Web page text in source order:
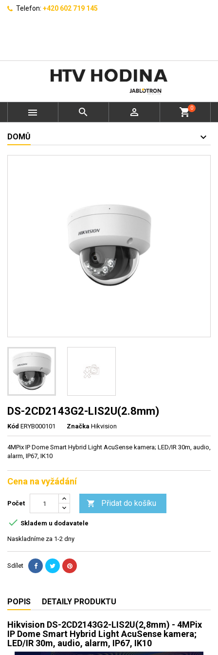
Telefon: +420 602 719 145
   shopping_cart0
DOMŮ
DS-2CD2143G2-LIS2U(2.8mm)
Kód ERYB000101 Značka Hikvision
4MPix IP Dome Smart Hybrid Light AcuSense kamera; LED/IR 30m, audio,
alarm, IP67, IK10
Cena na vyžádání
Počet  Přidat do košíku
 Skladem u dodavatele
Naskladníme za 1-2 dny
Sdílet
POPIS DETAILY PRODUKTU
Hikvision DS-2CD2143G2-LIS2U(2,8mm) - 4MPix
IP Dome Smart Hybrid Light AcuSense kamera;
LED/IR 30m, audio, alarm, IP67, IK10